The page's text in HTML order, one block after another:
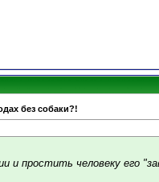
без собаки?!
и простить человеку его